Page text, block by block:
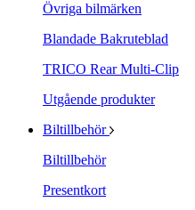
Övriga bilmärken
Blandade Bakruteblad
TRICO Rear Multi-Clip
Utgående produkter
Biltillbehör
Biltillbehör
Presentkort